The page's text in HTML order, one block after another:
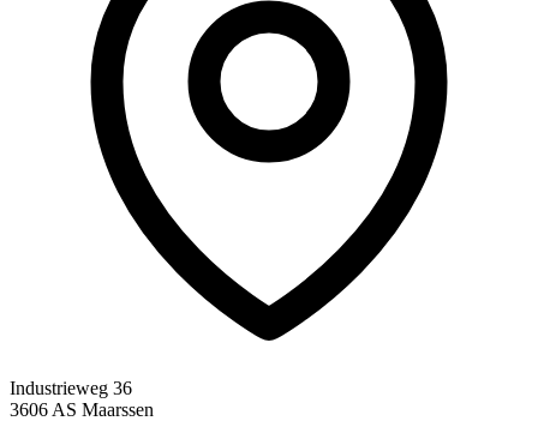
Industrieweg 36
3606 AS Maarssen